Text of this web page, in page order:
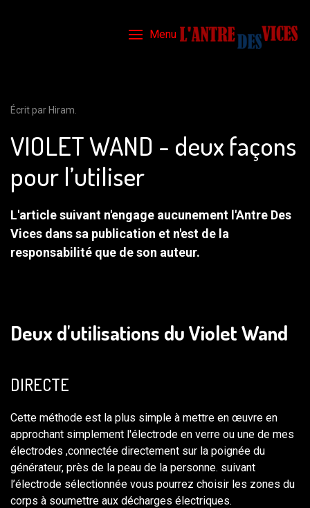
Menu
Écrit par Hiram.
VIOLET WAND - deux façons
pour l’utiliser
L'article suivant n'engage aucunement l'Antre Des
Vices dans sa publication et n'est de la
responsabilité que de son auteur.
Deux d'utilisations du Violet Wand
DIRECTE
Cette méthode est la plus simple à mettre en œuvre en
approchant simplement l'électrode en verre ou une de mes
électrodes ,connectée directement sur la poignée du
générateur, près de la peau de la personne. suivant
l’électrode sélectionnée vous pourrez choisir les zones du
corps à soumettre aux décharges électriques.